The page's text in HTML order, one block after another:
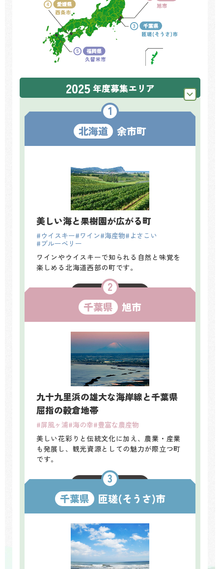
2025 年度募集エリア
北海道 余市町
美しい海と果樹園が広がる町
#ウイスキー#ワイン#海産物#よさこい
#ブルーベリー
ワインやウイスキーで知られる自然と味覚を
楽しめる北海道西部の町です。
関連記事はこちら ＞
千葉県 旭市
九十九里浜の雄大な海岸線と千葉県
屈指の穀倉地帯
#屏風ヶ浦#海の幸#豊富な農産物
美しい花彩りと伝統文化に加え、農業・産業
も発展し、観光資源としての魅力が際立つ町
です。
関連記事はこちら ＞
千葉県 匝瑳(そうさ)市